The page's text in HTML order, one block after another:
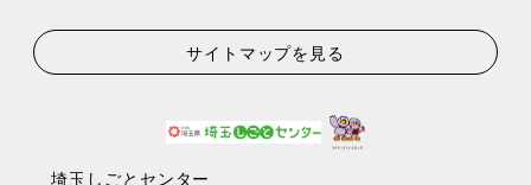
サイトマップを見る
埼玉しごとセンター